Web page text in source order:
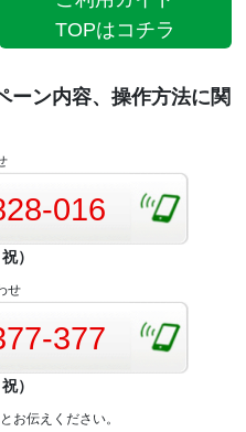
TOPはコチラ
ーン内容、操作方法に関
016
）
せ
377
）
お伝えください。